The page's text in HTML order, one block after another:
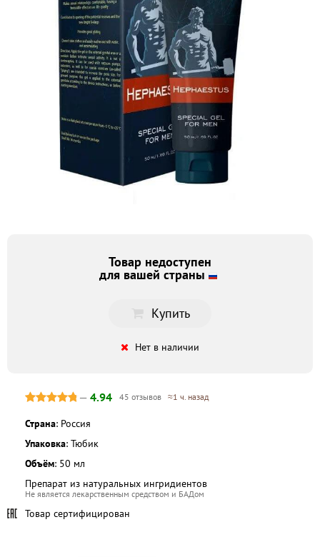
Товар недоступен
для вашей страны
Купить
Нет в наличии
— 4.94 45 отзывов ≈1 ч. назад
Страна: Россия
Упаковка: Тюбик
Объём: 50 мл
Препарат из натуральных ингридиентов
Не является лекарственным средством и БАДом
Товар сертифицирован